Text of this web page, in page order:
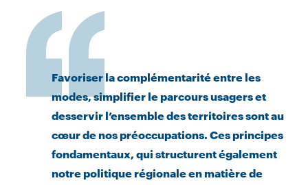
Favoriser la complémentarité entre les
modes, simplifier le parcours usagers et
desservir l’ensemble des territoires sont au
cœur de nos préoccupations. Ces principes
fondamentaux, qui structurent également
notre politique régionale en matière de